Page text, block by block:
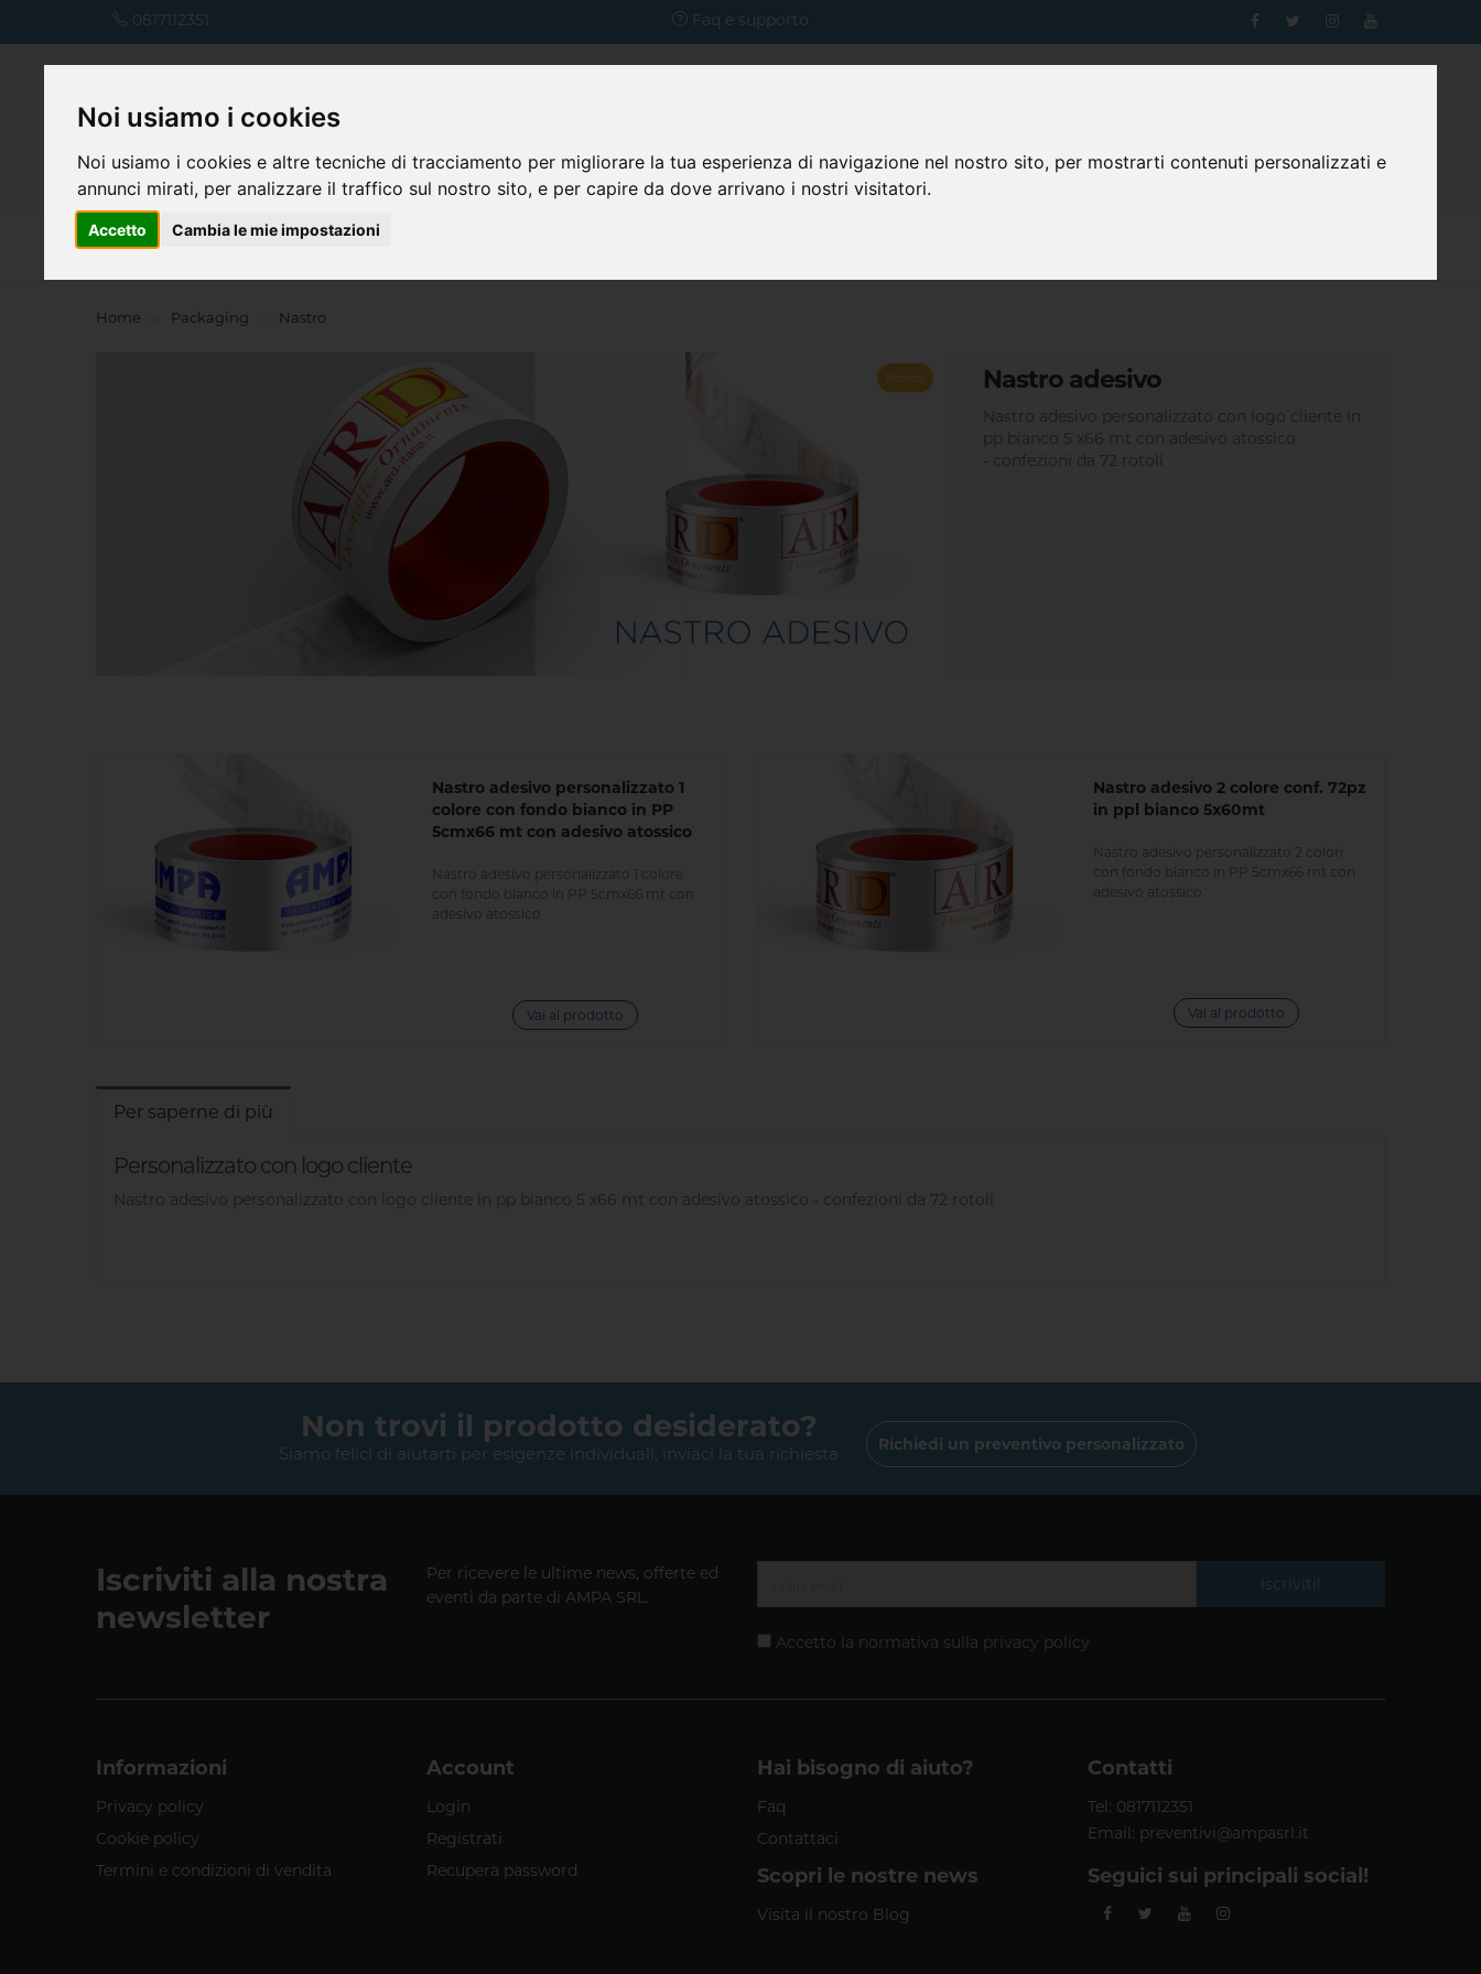
Noi usiamo i cookies
Noi usiamo i cookies e altre tecniche di tracciamento per migliorare la tua esperienza di navigazione nel nostro sito, per mostrarti contenuti personalizzati e
annunci mirati, per analizzare il traffico sul nostro sito, e per capire da dove arrivano i nostri visitatori.
Accetto Cambia le mie impostazioni
0817112351 Faq e supporto
Home Packaging Nastro
Novità Nastro adesivo
Nastro adesivo personalizzato con logo cliente in
pp bianco 5 x66 mt con adesivo atossico
confezioni da 72 rotoli
Nastro adesivo personalizzato 1
colore con fondo bianco in PP
5cmx66 mt con adesivo atossico
Nastro adesivo personalizzato 1 colore
con fondo bianco in PP 5cmx66 mt con
adesivo atossico
Vai al prodotto
Nastro adesivo 2 colore conf. 72pz
in ppl bianco 5x60mt
Nastro adesivo personalizzato 2 colori
con fondo bianco in PP 5cmx66 mt con
adesivo atossico
Vai al prodotto
Per saperne di più
Personalizzato con logo cliente
Nastro adesivo personalizzato con logo cliente in pp bianco 5 x66 mt con adesivo atossico - confezioni da 72 rotoli
Non trovi il prodotto desiderato?
Siamo felici di aiutarti per esigenze individuali, inviaci la tua richiesta Richiedi un preventivo personalizzato
Iscriviti alla nostra
newsletter
Per ricevere le ultime news, offerte ed
eventi da parte di AMPA SRL.
Iscriviti!
Accetto la normativa sulla privacy policy
Informazioni
Privacy policy
Cookie policy
Termini e condizioni di vendita
Account
Login
Registrati
Recupera password
Hai bisogno di aiuto?
Faq
Contattaci
Scopri le nostre news
Visita il nostro Blog
Contatti
Tel: 0817112351
Email: preventivi@ampasrl.it
Seguici sui principali social!